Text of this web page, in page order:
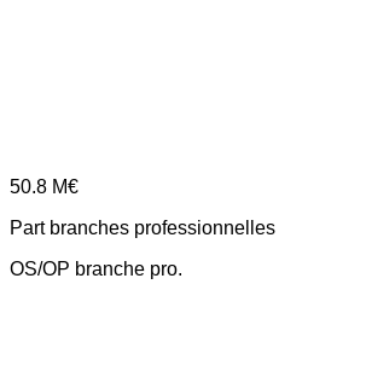
50.8 M€
Part branches professionnelles
OS/OP branche pro.